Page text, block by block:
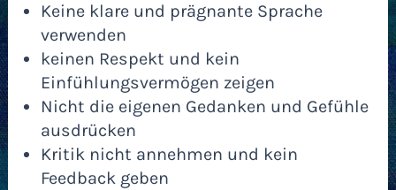
Keine klare und prägnante Sprache
verwenden
keinen Respekt und kein
Einfühlungsvermögen zeigen
Nicht die eigenen Gedanken und Gefühle
ausdrücken
Kritik nicht annehmen und kein
Feedback geben